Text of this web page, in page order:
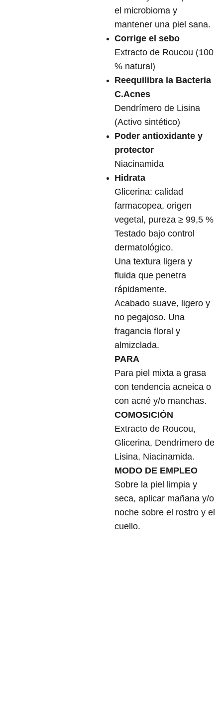
el microbioma y
mantener una piel sana.
Corrige el sebo
Extracto de Roucou (100
% natural)
Reequilibra la Bacteria
C.Acnes
Dendrímero de Lisina
(Activo sintético)
Poder antioxidante y
protector
Niacinamida
Hidrata
Glicerina: calidad
farmacopea, origen
vegetal, pureza ≥ 99,5 %
Testado bajo control
dermatológico.
Una textura ligera y
fluida que penetra
rápidamente.
Acabado suave, ligero y
no pegajoso. Una
fragancia floral y
almizclada.
PARA
Para piel mixta a grasa
con tendencia acneica o
con acné y/o manchas.
COMOSICIÓN
Extracto de Roucou,
Glicerina, Dendrímero de
Lisina, Niacinamida.
MODO DE EMPLEO
Sobre la piel limpia y
seca, aplicar mañana y/o
noche sobre el rostro y el
cuello.